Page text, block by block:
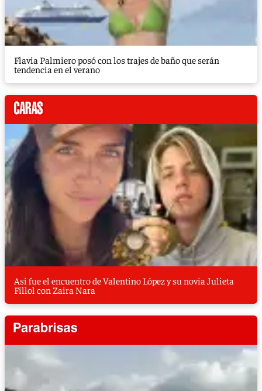
Flavia Palmiero posó con los trajes de baño que serán
tendencia en el verano
Así fue el encuentro de Valentino López y su novia Julieta
Fillol con Zaira Nara